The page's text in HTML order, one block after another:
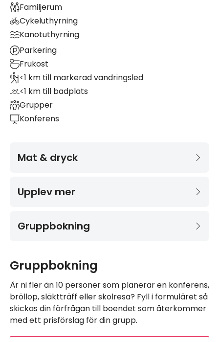
Familjerum
Cykeluthyrning
Kanotuthyrning
Parkering
Frukost
<1 km till markerad vandringsled
<1 km till badplats
Grupper
Konferens
Mat & dryck
Upplev mer
Gruppbokning
Gruppbokning
Är ni fler än 10 personer som planerar en konferens,
bröllop, släktträff eller skolresa? Fyll i formuläret så
skickas din förfrågan till boendet som återkommer
med ett prisförslag för din grupp.